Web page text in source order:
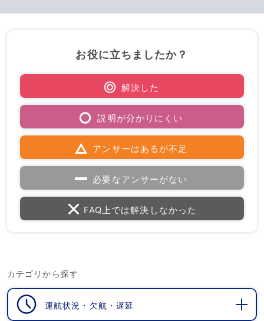
お役に立ちましたか？
解決した
説明が分かりにくい
アンサーはあるが不足
必要なアンサーがない
FAQ上では解決しなかった
カテゴリから探す
運航状況・欠航・遅延